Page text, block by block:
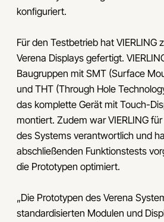
konﬁguriert.
Für den Testbetrieb hat VIERLING
Verena Displays gefertigt.
Baugruppen mit SMT (Surface
und THT (Through Hole
das komplette Gerät mit Touch-
montiert. Zudem war VIERLING
des Systems verantwortlich und
abschließenden Funktionstests
die Prototypen optimiert.
„Die Prototypen des Verena
standardisierten Modulen und